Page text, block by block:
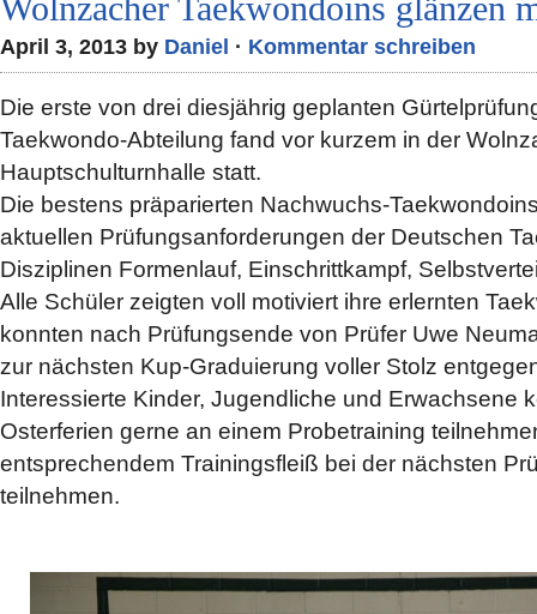
April 3, 2013 by Daniel · Kommentar schreiben
Die erste von drei diesjährig geplanten
Taekwondo-Abteilung fand vor kurzem in der
Hauptschulturnhalle statt.
Die bestens präparierten Nachwuchs-
aktuellen Prüfungsanforderungen der Deutschen
Disziplinen Formenlauf, Einschrittkampf,
Alle Schüler zeigten voll motiviert ihre erlernten
konnten nach Prüfungsende von Prüfer Uwe
zur nächsten Kup-Graduierung voller Stolz
Interessierte Kinder, Jugendliche und Erwachsene
Osterferien gerne an einem Probetraining
entsprechendem Trainingsfleiß bei der nächsten
teilnehmen.